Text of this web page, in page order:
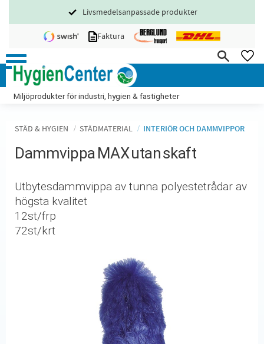
Meny
Livsmedelsanpassade produkter
Faktura
Miljöprodukter för industri, hygien & fastigheter
STÄD & HYGIEN STÄDMATERIAL INTERIÖR OCH DAMMVIPPOR
Dammvippa MAX utan skaft
Utbytesdammvippa av tunna polyestetrådar av
högsta kvalitet
12st/frp
72st/krt